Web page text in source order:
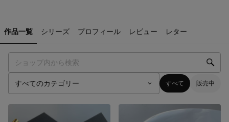
作品一覧 シリーズ プロフィール レビュー レター
すべて 販売中